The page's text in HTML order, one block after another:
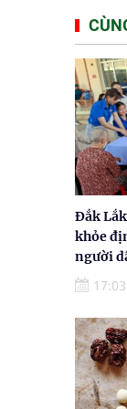
Đắk
khỏe
người
17:03